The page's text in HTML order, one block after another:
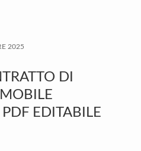
2025
DI
EDITABILE